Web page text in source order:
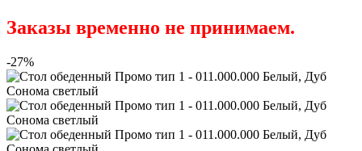
Заказы временно не принимаем.
-27%